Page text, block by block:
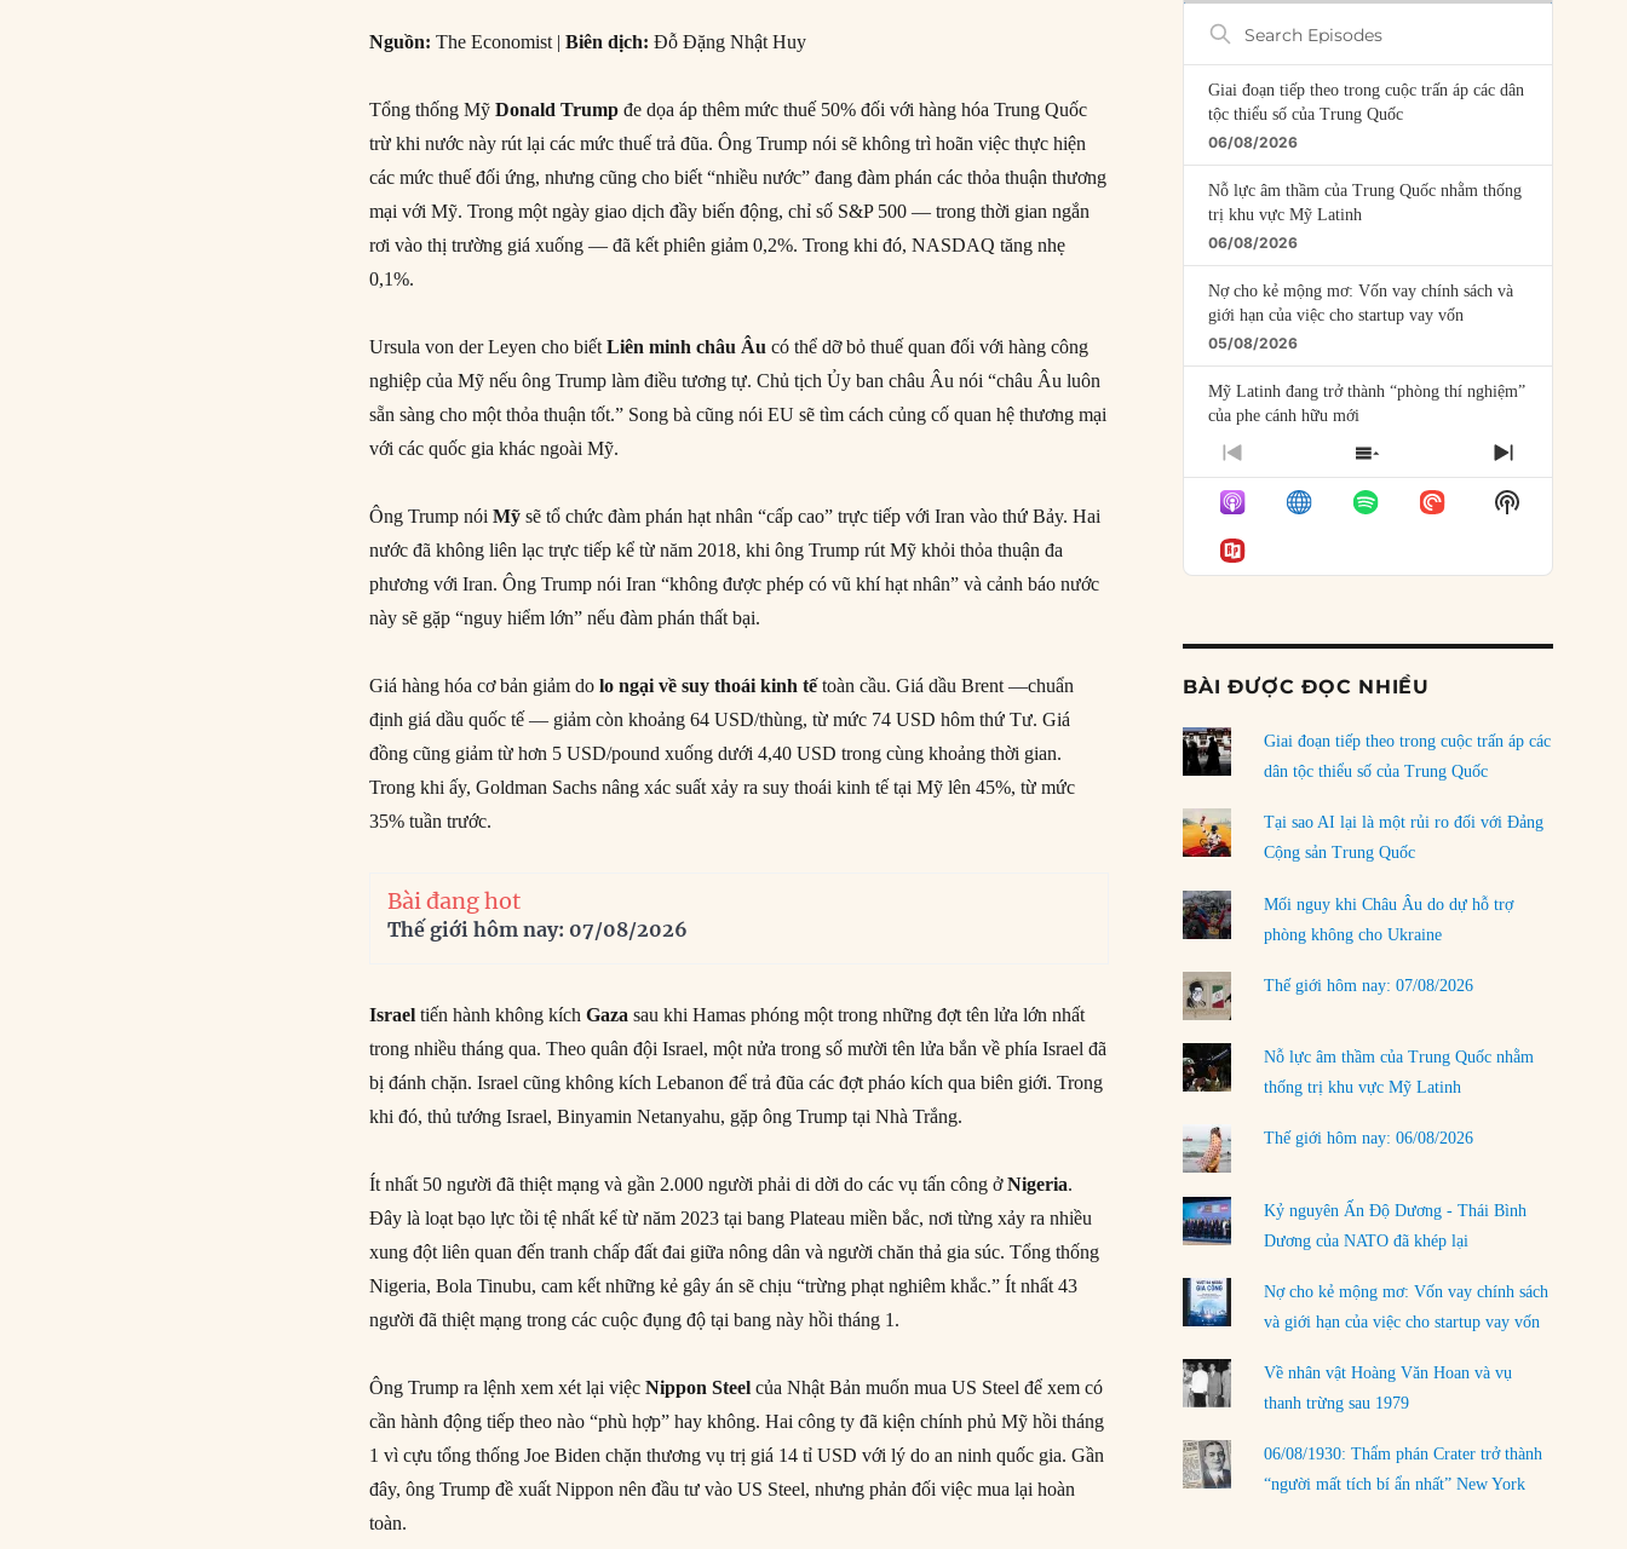
Nguồn: The Economist |Biên dịch: Đỗ Đặng Nhật Huy
Tổng thống MỹDonald Trump đe dọa áp thêm mức thuế 50% đối với hàng hóa Trung Quốc
trừ khi nước này rút lại các mức thuế trả đũa. Ông Trump nói sẽ không trì hoãn việc thực hiện
các mức thuế đối ứng, nhưng cũng cho biết “nhiều nước” đang đàm phán các thỏa thuận thương
mại với Mỹ. Trong một ngày giao dịch đầy biến động, chỉ số S&P 500 — trong thời gian ngắn
rơi vào thị trường giá xuống — đã kết phiên giảm 0,2%. Trong khi đó, NASDAQ tăng nhẹ
0,1%.
Ursula von der Leyen cho biếtLiên minh châu Âu có thể dỡ bỏ thuế quan đối với hàng công
nghiệp của Mỹ nếu ông Trump làm điều tương tự. Chủ tịch Ủy ban châu Âu nói “châu Âu luôn
sẵn sàng cho một thỏa thuận tốt.” Song bà cũng nói EU sẽ tìm cách củng cố quan hệ thương mại
với các quốc gia khác ngoài Mỹ.
Ông Trump nóiMỹ sẽ tổ chức đàm phán hạt nhân “cấp cao” trực tiếp với Iran vào thứ Bảy. Hai
nước đã không liên lạc trực tiếp kể từ năm 2018, khi ông Trump rút Mỹ khỏi thỏa thuận đa
phương với Iran. Ông Trump nói Iran “không được phép có vũ khí hạt nhân” và cảnh báo nước
này sẽ gặp “nguy hiểm lớn” nếu đàm phán thất bại.
Giá hàng hóa cơ bản giảm dolo ngại về suy thoái kinh tếtoàn cầu. Giá dầu Brent —chuẩn
định giá dầu quốc tế — giảm còn khoảng 64 USD/thùng, từ mức 74 USD hôm thứ Tư. Giá
đồng cũng giảm từ hơn 5 USD/pound xuống dưới 4,40 USD trong cùng khoảng thời gian.
Trong khi ấy, Goldman Sachs nâng xác suất xảy ra suy thoái kinh tế tại Mỹ lên 45%, từ mức
35% tuần trước.
Bài đang hot
Thế giới hôm nay: 07/08/2026
Israel tiến hành không kíchGaza sau khi Hamas phóng một trong những đợt tên lửa lớn nhất
trong nhiều tháng qua. Theo quân đội Israel, một nửa trong số mười tên lửa bắn về phía Israel đã
bị đánh chặn. Israel cũng không kích Lebanon để trả đũa các đợt pháo kích qua biên giới. Trong
khi đó, thủ tướng Israel, Binyamin Netanyahu, gặp ông Trump tại Nhà Trắng.
Ít nhất 50 người đã thiệt mạng và gần 2.000 người phải di dời do các vụ tấn công ởNigeria.
Đây là loạt bạo lực tồi tệ nhất kể từ năm 2023 tại bang Plateau miền bắc, nơi từng xảy ra nhiều
xung đột liên quan đến tranh chấp đất đai giữa nông dân và người chăn thả gia súc. Tổng thống
Nigeria, Bola Tinubu, cam kết những kẻ gây án sẽ chịu “trừng phạt nghiêm khắc.” Ít nhất 43
người đã thiệt mạng trong các cuộc đụng độ tại bang này hồi tháng 1.
Ông Trump ra lệnh xem xét lại việcNippon Steel của Nhật Bản muốn mua US Steel để xem có
cần hành động tiếp theo nào “phù hợp” hay không. Hai công ty đã kiện chính phủ Mỹ hồi tháng
1 vì cựu tổng thống Joe Biden chặn thương vụ trị giá 14 tỉ USD với lý do an ninh quốc gia. Gần
đây, ông Trump đề xuất Nippon nên đầu tư vào US Steel, nhưng phản đối việc mua lại hoàn
toàn.
Search
Episodes
Giai đoạn tiếp theo trong cuộc trấn áp các dân
tộc thiểu số của Trung Quốc
06/08/2026
Nỗ lực âm thầm của Trung Quốc nhằm thống
trị khu vực Mỹ Latinh
06/08/2026
Nợ cho kẻ mộng mơ: Vốn vay chính sách và
giới hạn của việc cho startup vay vốn
05/08/2026
Mỹ Latinh đang trở thành “phòng thí nghiệm”
của phe cánh hữu mới
04/08/2026
Tại sao Trung Quốc phủ nhận cuộc gặp với
Ngoại trưởng Nhật Bản?
04/08/2026
03/08/2026
Đặt cược vào thất bại: Các quỹ đầu tư mạo
rủi ro
02/08/2026
Làm thế nào để kết thúc Chiến tranh Iran?
01/08/2026
Chiến lược kế tiếp của Bắc Kinh ở Biển Đông
31/07/2026
Trật tự thế giới mới: Các nước nhỏ sẽ luôn
phải chịu đựng?
30/07/2026
LOAD MORE
PREVIOUS
EPISODE
SHOW
EPISODES
LIST
NEXT
EPISODE
Show
Podcast
BÀI ĐƯỢC ĐỌC NHIỀU
Giai đoạn tiếp theo trong cuộc trấn áp các
dân tộc thiểu số của Trung Quốc
Tại sao AI lại là một rủi ro đối với Đảng
Cộng sản Trung Quốc
Mối nguy khi Châu Âu do dự hỗ trợ
phòng không cho Ukraine
Thế giới hôm nay: 07/08/2026
Nỗ lực âm thầm của Trung Quốc nhằm
thống trị khu vực Mỹ Latinh
Thế giới hôm nay: 06/08/2026
Kỷ nguyên Ấn Độ Dương - Thái Bình
Dương của NATO đã khép lại
Nợ cho kẻ mộng mơ: Vốn vay chính sách
và giới hạn của việc cho startup vay vốn
Về nhân vật Hoàng Văn Hoan và vụ
thanh trừng sau 1979
06/08/1930: Thẩm phán Crater trở thành
“người mất tích bí ẩn nhất” New York